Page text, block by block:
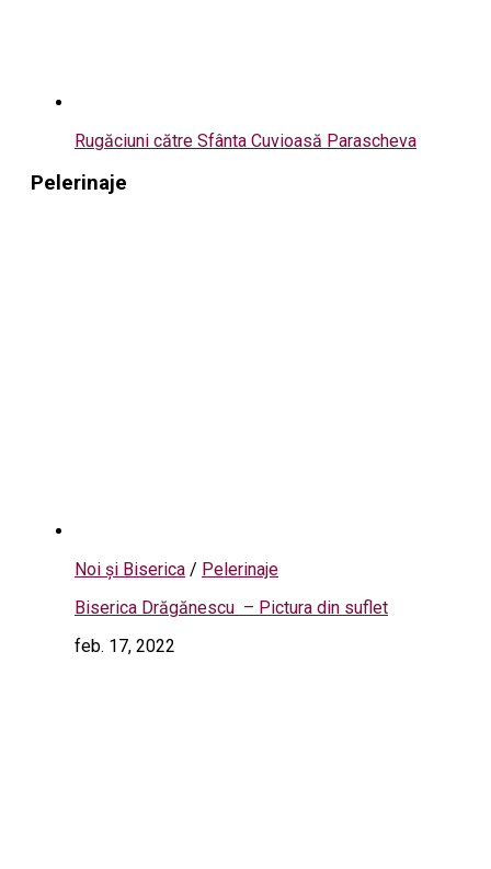
Rugăciuni către Sfânta Cuvioasă Parascheva
Pelerinaje
Noi și Biserica / Pelerinaje
Biserica Drăgănescu – Pictura din suflet
feb. 17, 2022